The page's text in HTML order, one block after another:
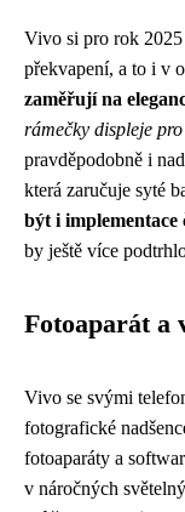
Vivo si pro rok
překvapení, a to i v
zaměřují na
rámečky displeje
pravděpodobně i
která zaručuje syté
být i
by ještě více
Fotoaparát a
Vivo se svými
fotografické
fotoaparáty a
v náročných